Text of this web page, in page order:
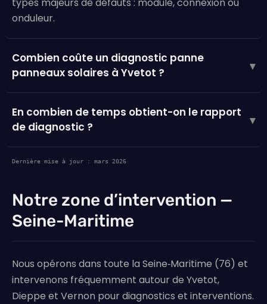
types majeurs de défauts : module, connexion ou
onduleur.
Combien coûte un diagnostic panne
panneaux solaires à Yvetot ?
▾
En combien de temps obtient-on le rapport
de diagnostic ?
▾
Dernière mise à jour : mars 2026
Notre zone d’intervention —
Seine-Maritime
Nous opérons dans toute la Seine‑Maritime (76) et
intervenons fréquemment autour de Yvetot,
Dieppe et Vernon pour diagnostics et interventions.